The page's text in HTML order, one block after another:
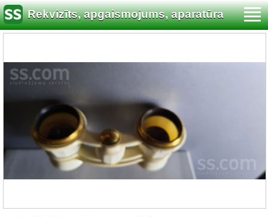
Rekvizīts, apgaismojums, aparatūra